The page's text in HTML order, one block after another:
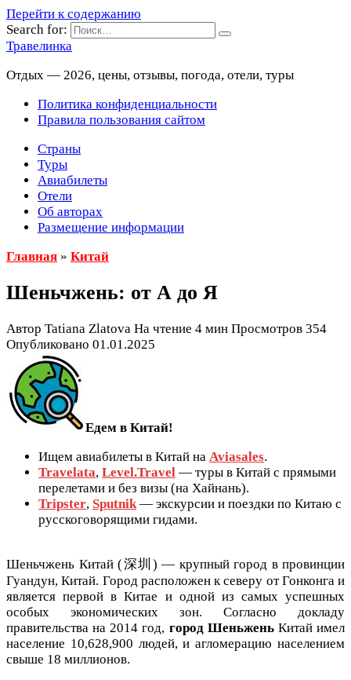
Перейти к содержанию
Search for:
Травелинка
Отдых — 2026, цены, отзывы, погода, отели, туры
Политика конфиденциальности
Правила пользования сайтом
Страны
Туры
Авиабилеты
Отели
Об авторах
Размещение информации
Главная » Китай
Шеньчжень: от А до Я
Автор Tatiana Zlatova На чтение 4 мин Просмотров 354
Опубликовано 01.01.2025
Едем в Китай!
Ищем авиабилеты в Китай на Aviasales.
Travelata, Level.Travel — туры в Китай с прямыми
перелетами и без визы (на Хайнань).
Tripster, Sputnik— экскурсии и поездки по Китаю с
русскоговорящими гидами.
Шеньчжень Китай (深圳) — крупный город в провинции
Гуандун, Китай. Город расположен к северу от Гонконга и
является первой в Китае и одной из самых успешных
особых экономических зон. Согласно докладу
правительства на 2014 год, город ШеньженьКитай имел
население 10,628,900 людей, и агломерацию населением
свыше 18 миллионов.